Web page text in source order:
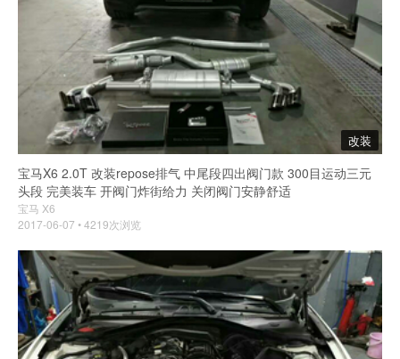
改装
宝马X6 2.0T 改装repose排气 中尾段四出阀门款 300目运动三元
头段 完美装车 开阀门炸街给力 关闭阀门安静舒适
宝马 X6
2017-06-07 • 4219次浏览